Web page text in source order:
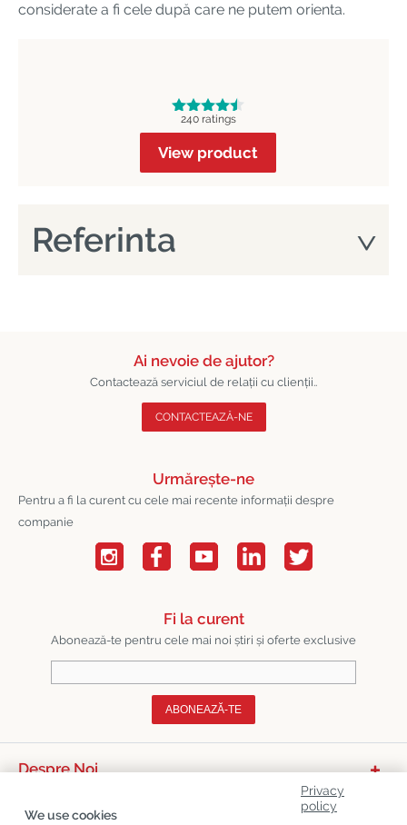
considerate a fi cele după care ne putem orienta.
240 ratings
View product
Referinta
Ai nevoie de ajutor?
Contactează serviciul de relații cu clienții..
CONTACTEAZĂ-NE
Urmărește-ne
Pentru a fi la curent cu cele mai recente informații despre
companie
Fi la curent
Abonează-te pentru cele mai noi știri și oferte exclusive
ABONEAZĂ-TE
Despre Noi
Privacy
policy
We use cookies